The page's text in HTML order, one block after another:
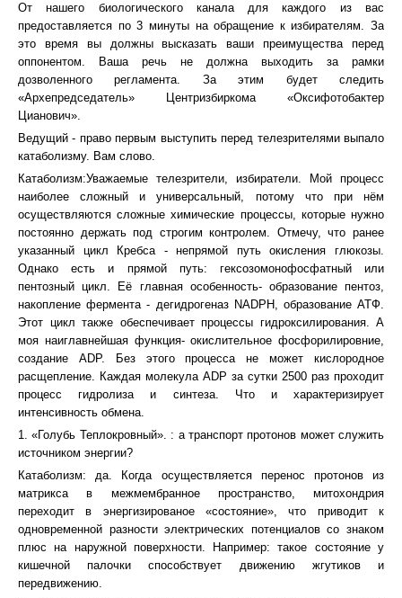
От нашего биологического канала для каждого из вас
предоставляется по 3 минуты на обращение к избирателям. За
это время вы должны высказать ваши преимущества перед
оппонентом. Ваша речь не должна выходить за рамки
дозволенного регламента. За этим будет следить
«Архепредседатель» Центризбиркома «Оксифотобактер
Цианович».
Ведущий - право первым выступить перед телезрителями выпало
катаболизму. Вам слово.
Катаболизм:Уважаемые телезрители, избиратели. Мой процесс
наиболее сложный и универсальный, потому что при нём
осуществляются сложные химические процессы, которые нужно
постоянно держать под строгим контролем. Отмечу, что ранее
указанный цикл Кребса - непрямой путь окисления глюкозы.
Однако есть и прямой путь: гексозомонофосфатный или
пентозный цикл. Её главная особенность- образование пентоз,
накопление фермента - дегидрогеназ NADPH, образование АТФ.
Этот цикл также обеспечивает процессы гидроксилирования. А
моя наиглавнейшая функция- окислительное фосфорилировние,
создание АDP. Без этого процесса не может кислородное
расщепление. Каждая молекула АDP за сутки 2500 раз проходит
процесс гидролиза и синтеза. Что и характеризирует
интенсивность обмена.
1. «Голубь Теплокровный». : а транспорт протонов может служить
источником энергии?
Катаболизм: да. Когда осуществляется перенос протонов из
матрикса в межмембранное пространство, митохондрия
переходит в энергизированое «состояние», что приводит к
одновременной разности электрических потенциалов со знаком
плюс на наружной поверхности. Например: такое состояние у
кишечной палочки способствует движению жгутиков и
передвижению.